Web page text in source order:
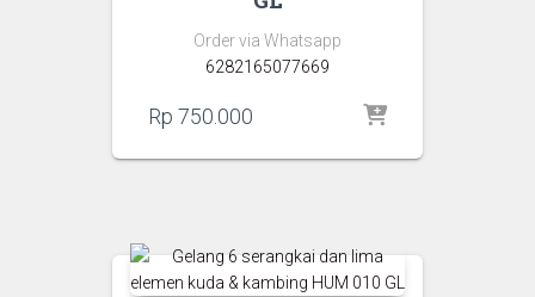
Order via Whatsapp
6282165077669
Rp 750.000